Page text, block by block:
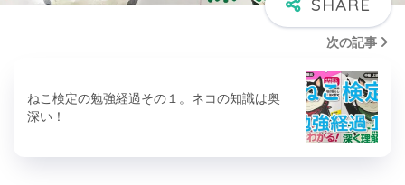
次の記事
ねこ検定の勉強経過その１。ネコの知識は奥
深い！